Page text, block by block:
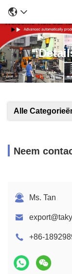
Alle
Neem
Ms. Tan
+86-